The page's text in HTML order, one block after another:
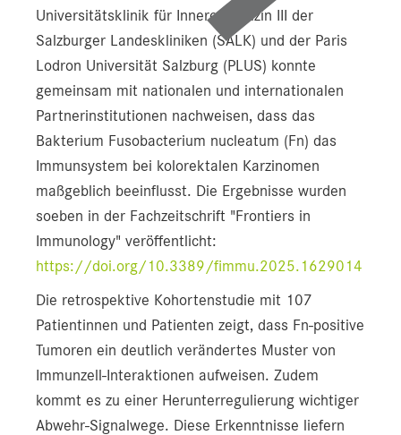
Universitätsklinik für Innere Medizin III der
Salzburger Landeskliniken (SALK) und der Paris
Lodron Universität Salzburg (PLUS) konnte
gemeinsam mit nationalen und internationalen
Partnerinstitutionen nachweisen, dass das
Bakterium Fusobacterium nucleatum (Fn) das
Immunsystem bei kolorektalen Karzinomen
maßgeblich beeinflusst. Die Ergebnisse wurden
soeben in der Fachzeitschrift "Frontiers in
Immunology" veröffentlicht:
https://doi.org/10.3389/fimmu.2025.1629014
Die retrospektive Kohortenstudie mit 107
Patientinnen und Patienten zeigt, dass Fn-positive
Tumoren ein deutlich verändertes Muster von
Immunzell-Interaktionen aufweisen. Zudem
kommt es zu einer Herunterregulierung wichtiger
Abwehr-Signalwege. Diese Erkenntnisse liefern